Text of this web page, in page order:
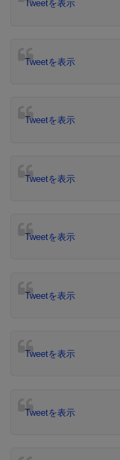
Tweetを表示
Tweetを表示
Tweetを表示
Tweetを表示
Tweetを表示
Tweetを表示
Tweetを表示
Tweetを表示